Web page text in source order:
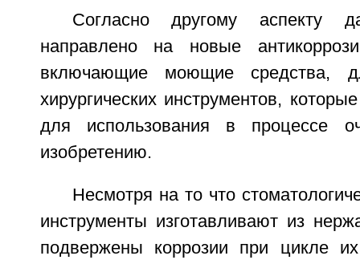
Согласно другому аспекту
направлено на новые
включающие моющие средства,
хирургических инструментов,
для использования в процессе
изобретению.
Несмотря на то что
инструменты изготавливают из
подвержены коррозии при цикле